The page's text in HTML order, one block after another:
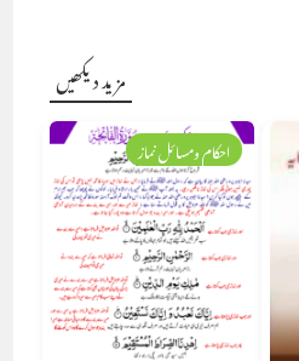
مزید دیکھیں
احکام ومسائل نماز